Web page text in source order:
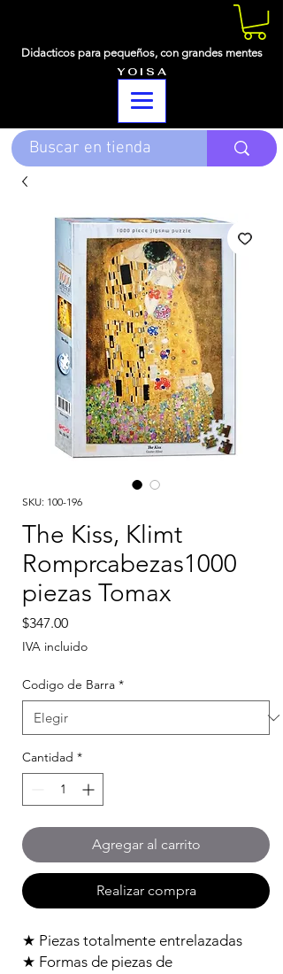
Didacticos para pequeños, con grandes mentes
Y O I S A
SKU: 100-196
The Kiss, Klimt
Romprcabezas1000
piezas Tomax
$347.00Precio
IVA incluido
Codigo de Barra *
Cantidad *
Agregar al carrito
Realizar compra
★ Piezas totalmente entrelazadas
★ Formas de piezas de